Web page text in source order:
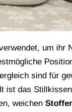
um ihr
sind für
ist das
weichen